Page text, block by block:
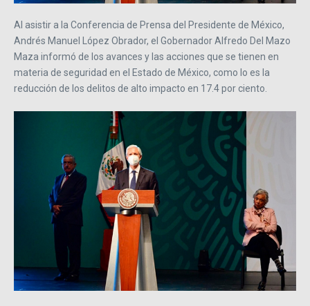
Al asistir a la Conferencia de Prensa del Presidente de México,
Andrés Manuel López Obrador, el Gobernador Alfredo Del Mazo
Maza informó de los avances y las acciones que se tienen en
materia de seguridad en el Estado de México, como lo es la
reducción de los delitos de alto impacto en 17.4 por ciento.